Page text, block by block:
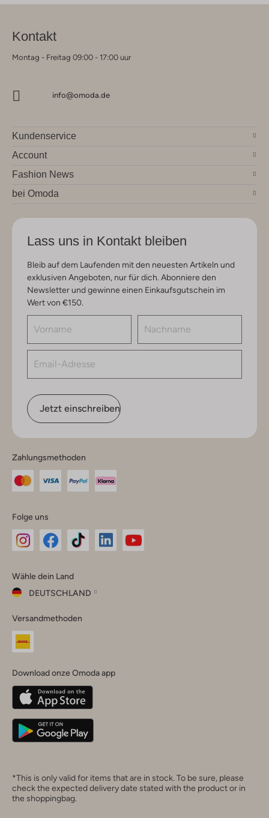
Kontakt
Montag - Freitag 09:00 - 17:00 uur
info@omoda.de
Kundenservice
Account
Fashion News
bei Omoda
Lass uns in Kontakt bleiben
Bleib auf dem Laufenden mit den neuesten Artikeln und
exklusiven Angeboten, nur für dich. Abonniere den
Newsletter und gewinne einen Einkaufsgutschein im
Wert von €150.
Jetzt einschreiben
Zahlungsmethoden
Folge uns
Instagram
Facebook
TikTok
Wähle dein Land
DEUTSCHLAND
dein
Land
Belgique(Français)
Deutschland
Versandmethoden
Download onze Omoda app
*This is only valid for items that are in stock. To be sure, please
check the expected delivery date stated with the product or in
the shoppingbag.